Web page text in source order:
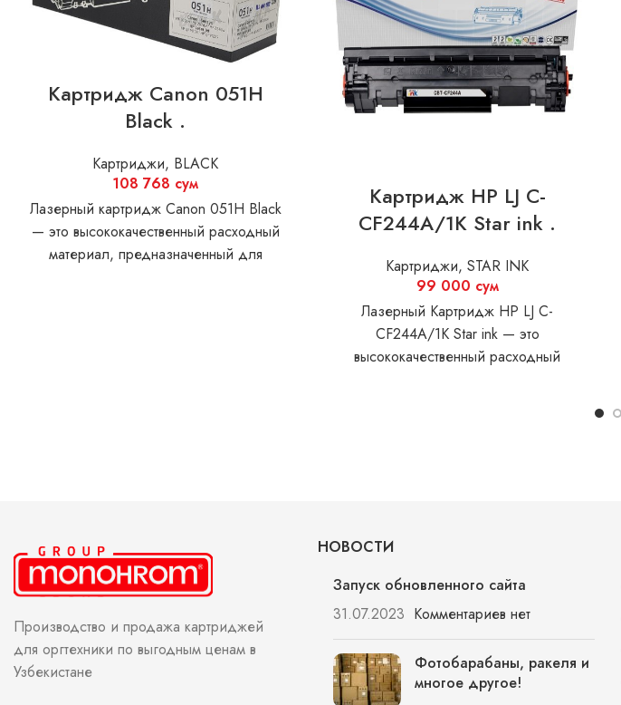
Картридж Canon 051H
Black .
Картриджи, BLACK
108 768 сум
Лазерный картридж Canon 051H Black
— это высококачественный расходный
материал, предназначенный для
Картридж HP LJ C-
CF244A/1K Star ink .
Картриджи,STAR INK
99 000 сум
Лазерный Картридж HP LJ C-
CF244A/1K Star ink — это
высококачественный расходный
Производство и продажа картриджей
для оргтехники по выгодным ценам в
Узбекистане
НОВОСТИ
Запуск обновленного сайта
31.07.2023 Комментариев нет
Фотобарабаны, ракеля и
многое другое!